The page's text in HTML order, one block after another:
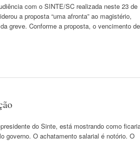
com o SINTE/SC realizada neste 23 de
a proposta “uma afronta” ao magistério,
greve. Conforme a proposta, o vencimento de
do Sinte, está mostrando como
governo. O achatamento salarial é notório. O